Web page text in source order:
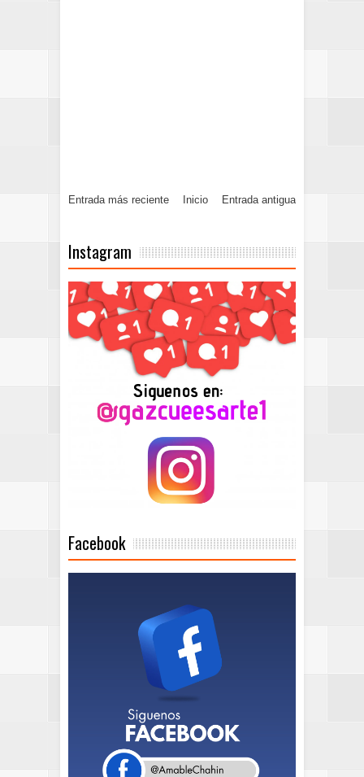
Entrada más reciente Entrada antigua
Inicio
Instagram
Facebook